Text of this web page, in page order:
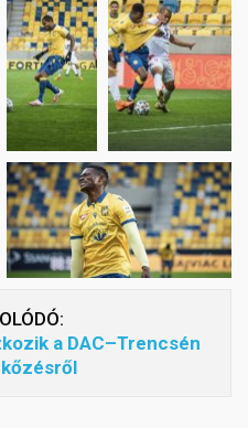
a DAC–Trencsén